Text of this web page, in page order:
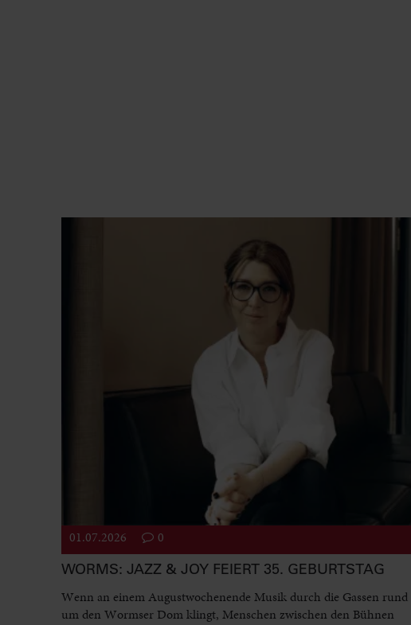
01.07.2026 0
WORMS: JAZZ & JOY FEIERT 35. GEBURTSTAG
Wenn an einem Augustwochenende Musik durch die Gassen rund
um den Wormser Dom klingt, Menschen zwischen den Bühnen